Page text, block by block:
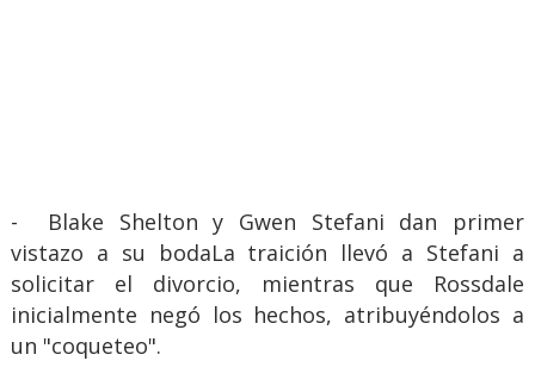
- Blake Shelton y Gwen Stefani dan primer
vistazo a su bodaLa traición llevó a Stefani a
solicitar el divorcio, mientras que Rossdale
inicialmente negó los hechos, atribuyéndolos a
un "coqueteo".